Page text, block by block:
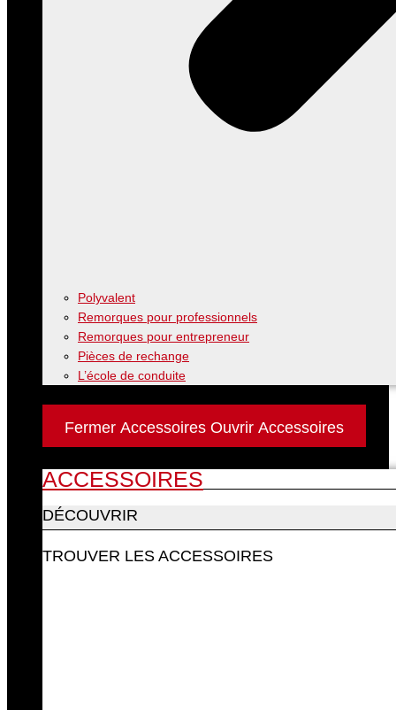
Polyvalent
Remorques pour professionnels
Remorques pour entrepreneur
Pièces de rechange
L’école de conduite
Fermer Accessoires Ouvrir Accessoires
ACCESSOIRES
DÉCOUVRIR
TROUVER LES ACCESSOIRES